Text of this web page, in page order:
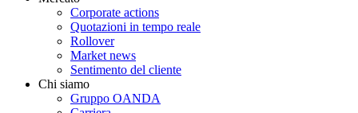
Corporate actions
Quotazioni in tempo reale
Rollover
Market news
Sentimento del cliente
Chi siamo
Gruppo OANDA